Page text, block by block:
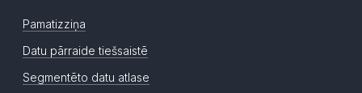
Pamatizziņa
Datu pārraide tiešsaistē
Segmentēto datu atlase